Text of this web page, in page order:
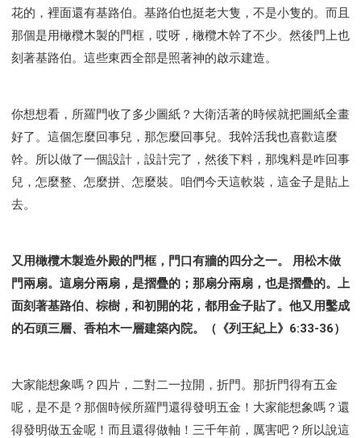
花的，裡面還有基路伯。基路伯也挺老大隻，不是小隻的。而且
那個是用橄欖木製的門框，哎呀，橄欖木幹了不少。然後門上也
刻著基路伯。這些東西全部是照著神的啟示建造。
你想想看，所羅門收了多少圖紙？大衛活著的時候就把圖紙全畫
好了。這個怎麼回事兒，那怎麼回事兒。我幹活我也喜歡這麼
幹。所以做了一個設計，設計完了，然後下料，那塊料是咋回事
兒，怎麼整、怎麼拼、怎麼裝。咱們今天這軟裝，這金子是貼上
去。
又用橄欖木製造外殿的門框，門口有牆的四分之一。 用松木做
門兩扇。這扇分兩扇，是摺疊的；那扇分兩扇，也是摺疊的。上
面刻著基路伯、棕樹，和初開的花，都用金子貼了。他又用鑿成
的石頭三層、香柏木一層建築內院。（《列王紀上》6:33-36）
大家能想象嗎？四片，二對二一拉開，折門。那折門得有五金
呢，是不是？那個時候所羅門還得發明五金！大家能想象嗎？還
得發明做五金呢！而且還得做軸！三千年前，厲害吧？所以說這